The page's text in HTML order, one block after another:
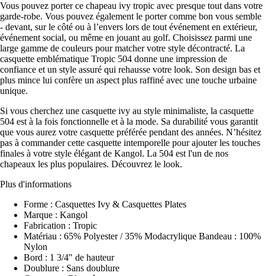
Vous pouvez porter ce chapeau ivy tropic avec presque tout dans votre
garde-robe. Vous pouvez également le porter comme bon vous semble
- devant, sur le côté ou à l’envers lors de tout événement en extérieur,
événement social, ou même en jouant au golf. Choisissez parmi une
large gamme de couleurs pour matcher votre style décontracté. La
casquette emblématique Tropic 504 donne une impression de
confiance et un style assuré qui rehausse votre look. Son design bas et
plus mince lui confère un aspect plus raffiné avec une touche urbaine
unique.
Si vous cherchez une casquette ivy au style minimaliste, la casquette
504 est à la fois fonctionnelle et à la mode. Sa durabilité vous garantit
que vous aurez votre casquette préférée pendant des années. N’hésitez
pas à commander cette casquette intemporelle pour ajouter les touches
finales à votre style élégant de Kangol. La 504 est l'un de nos
chapeaux les plus populaires. Découvrez le look.
Plus d'informations
Forme : Casquettes Ivy & Casquettes Plates
Marque : Kangol
Fabrication : Tropic
Matériau : 65% Polyester / 35% Modacrylique Bandeau : 100%
Nylon
Bord : 1 3/4" de hauteur
Doublure : Sans doublure